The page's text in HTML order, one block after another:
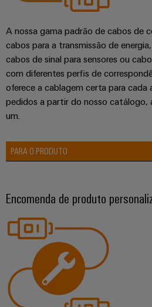
A nossa gama padrão de cabos de
cabos para a transmissão de
cabos de sinal para sensores ou
com diferentes perfis de
oferece a cablagem certa para cada
pedidos a partir do nosso catálogo,
um.
PARA O PRODUTO
Encomenda de produto